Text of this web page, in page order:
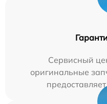
Сервисный
оригинальные